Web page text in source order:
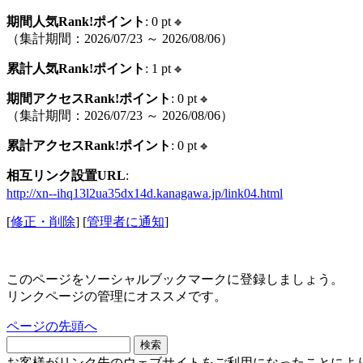
期間人気Rank!ポイント : 0 pt
（集計期間：2026/07/23 ～ 2026/08/06）
累計人気Rank!ポイント : 1 pt
期間アクセスRank!ポイント : 0 pt
（集計期間：2026/07/23 ～ 2026/08/06）
累計アクセスRank!ポイント : 0 pt
相互リンク設置URL:
http://xn--ihq13l2ua35dx14d.kanagawa.jp/link04.html
[修正・削除] [管理者に通知]
このページをソーシャルブックマークに登録しましょう。
リンクページの管理にオススメです。
ページの先頭へ